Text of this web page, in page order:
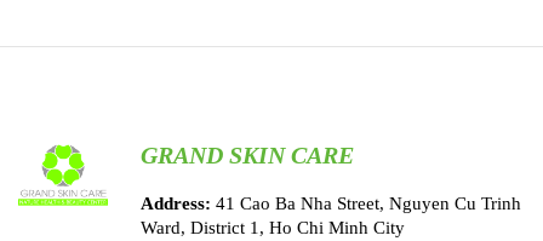
GRAND SKIN CARE
Address: 41 Cao Ba Nha Street, Nguyen Cu Trinh
Ward, District 1, Ho Chi Minh City